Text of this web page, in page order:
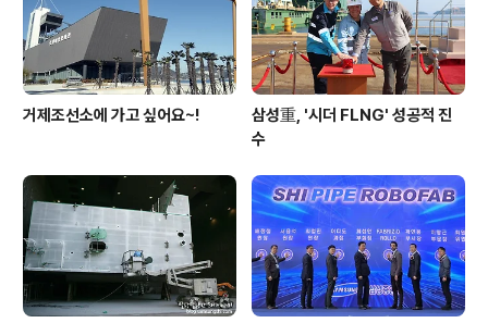
거제조선소에 가고 싶어요~!
삼성重, '시더 FLNG' 성공적 진
수